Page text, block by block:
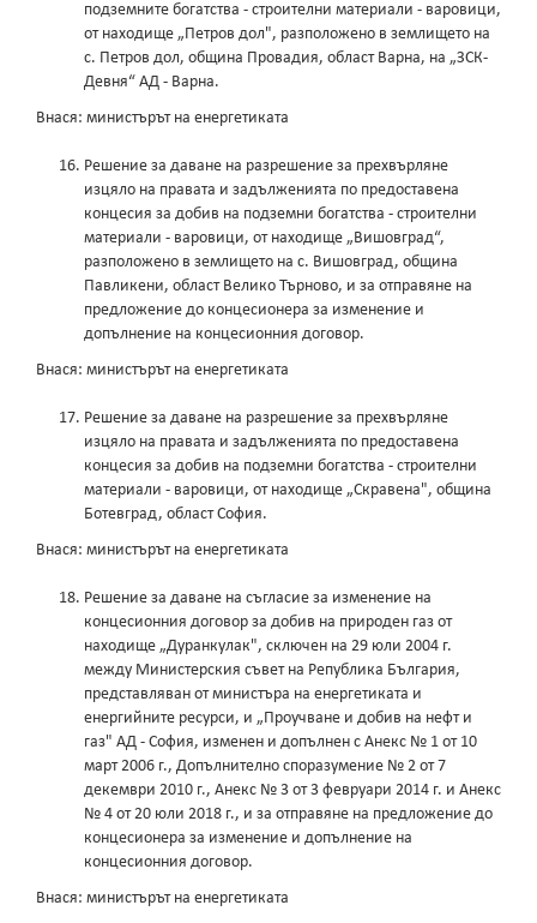
подземните богатства - строителни материали - варовици,
от находище „Петров дол", разположено в землището на
с. Петров дол, община Провадия, област Варна, на „ЗСК-
Девня“ АД - Варна.
Внася: министърът на енергетиката
Решение за даване на разрешение за прехвърляне
изцяло на правата и задълженията по предоставена
концесия за добив на подземни богатства - строителни
материали - варовици, от находище „Вишовград“,
разположено в землището на с. Вишовград, община
Павликени, област Велико Търново, и за отправяне на
предложение до концесионера за изменение и
допълнение на концесионния договор.
Внася: министърът на енергетиката
Решение за даване на разрешение за прехвърляне
изцяло на правата и задълженията по предоставена
концесия за добив на подземни богатства - строителни
материали - варовици, от находище „Скравена", община
Ботевград, област София.
Внася: министърът на енергетиката
Решение за даване на съгласие за изменение на
концесионния договор за добив на природен газ от
находище „Дуранкулак", сключен на 29 юли 2004 г.
между Министерския съвет на Република България,
представляван от министъра на енергетиката и
енергийните ресурси, и „Проучване и добив на нефт и
газ" АД - София, изменен и допълнен с Анекс № 1 от 10
март 2006 г., Допълнително споразумение № 2 от 7
декември 2010 г., Анекс № 3 от 3 февруари 2014 г. и Анекс
№ 4 от 20 юли 2018 г., и за отправяне на предложение до
концесионера за изменение и допълнение на
концесионния договор.
Внася: министърът на енергетиката